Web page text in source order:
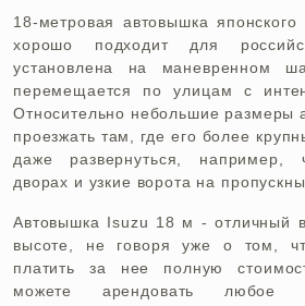
18-метровая автовышка японского
хорошо подходит для
установлена на маневренном
перемещается по улицам с
Относительно небольшие размеры
проезжать там, где его более
даже развернуться, например,
дворах и узкие ворота на
Автовышка Isuzu 18 м - отличный
высоте, не говоря уже о том,
платить за нее полную
можете арендовать любое